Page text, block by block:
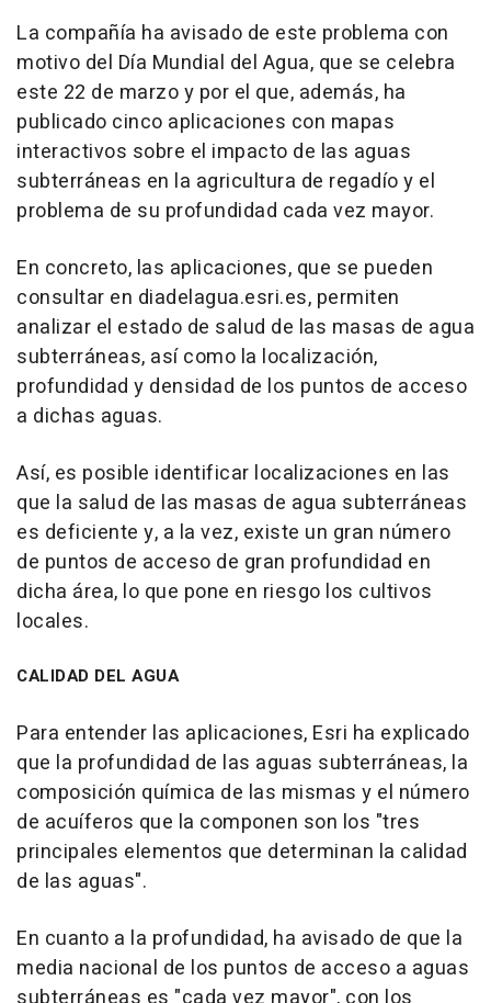
La compañía ha avisado de este problema con
motivo del Día Mundial del Agua, que se celebra
este 22 de marzo y por el que, además, ha
publicado cinco aplicaciones con mapas
interactivos sobre el impacto de las aguas
subterráneas en la agricultura de regadío y el
problema de su profundidad cada vez mayor.
En concreto, las aplicaciones, que se pueden
consultar en diadelagua.esri.es, permiten
analizar el estado de salud de las masas de agua
subterráneas, así como la localización,
profundidad y densidad de los puntos de acceso
a dichas aguas.
Así, es posible identificar localizaciones en las
que la salud de las masas de agua subterráneas
es deficiente y, a la vez, existe un gran número
de puntos de acceso de gran profundidad en
dicha área, lo que pone en riesgo los cultivos
locales.
CALIDAD DEL AGUA
Para entender las aplicaciones, Esri ha explicado
que la profundidad de las aguas subterráneas, la
composición química de las mismas y el número
de acuíferos que la componen son los "tres
principales elementos que determinan la calidad
de las aguas".
En cuanto a la profundidad, ha avisado de que la
media nacional de los puntos de acceso a aguas